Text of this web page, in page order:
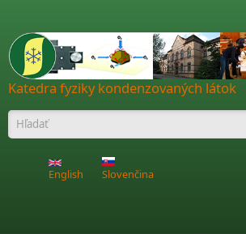
Katedra fyziky kondenzovaných látok
Vyhľadávanie
English Slovenčina